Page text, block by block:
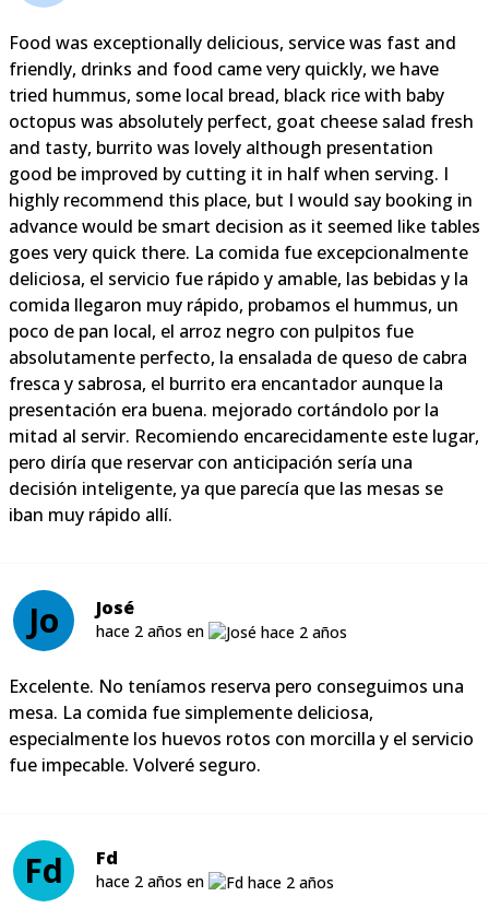
Food was exceptionally delicious, service was fast and
friendly, drinks and food came very quickly, we have
tried hummus, some local bread, black rice with baby
octopus was absolutely perfect, goat cheese salad fresh
and tasty, burrito was lovely although presentation
good be improved by cutting it in half when serving. I
highly recommend this place, but I would say booking in
advance would be smart decision as it seemed like tables
goes very quick there. La comida fue excepcionalmente
deliciosa, el servicio fue rápido y amable, las bebidas y la
comida llegaron muy rápido, probamos el hummus, un
poco de pan local, el arroz negro con pulpitos fue
absolutamente perfecto, la ensalada de queso de cabra
fresca y sabrosa, el burrito era encantador aunque la
presentación era buena. mejorado cortándolo por la
mitad al servir. Recomiendo encarecidamente este lugar,
pero diría que reservar con anticipación sería una
decisión inteligente, ya que parecía que las mesas se
iban muy rápido allí.
Jo José
hace 2 años en
Excelente. No teníamos reserva pero conseguimos una
mesa. La comida fue simplemente deliciosa,
especialmente los huevos rotos con morcilla y el servicio
fue impecable. Volveré seguro.
Fd Fd
hace 2 años en